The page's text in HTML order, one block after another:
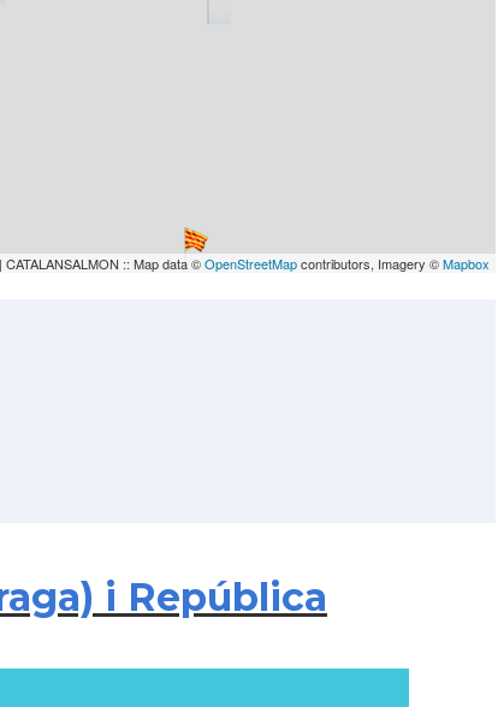
| CATALANSALMON :: Map data ©OpenStreetMapcontributors, Imagery ©Mapbox
i República